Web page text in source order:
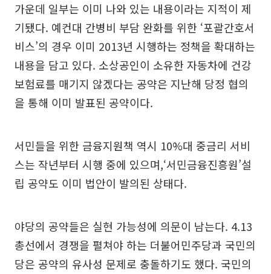
가운데 일부는 이미 나와 있는 내용이라는 지적이 제
기됐다. 예컨대 간병비 부담 완화를 위한 ‘포괄간호서
비스’의 경우 이미 2013년 시행하는 정책을 확대하는
내용을 담고 있다. 소상공인이 소유한 자동차에 건강
보험료를 매기지 않겠다는 공약은 지난해 당정 협의
을 통해 이미 발표된 공약이다.
서민들을 위한 금융지원책 역시 10%대 중금리 서비
스는 작년부터 시행 중에 있으며,‘서민금융진흥원’설
립 공약도 이미 법안이 발의된 상태다.
야당의 공약들은 실현 가능성에 의문이 남는다. 4.13
총선에서 경쟁을 펼쳐야 하는 더불어민주당과 국민의
당은 공약의 유사성 문제로 충돌하기도 했다. 국민의